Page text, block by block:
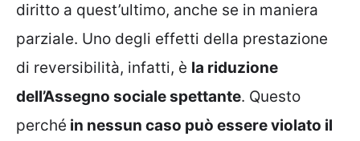
diritto a quest’ultimo, anche se in maniera
parziale. Uno degli effetti della prestazione
di reversibilità, infatti, è la riduzione
dell’Assegno sociale spettante. Questo
perché in nessun caso può essere violato il